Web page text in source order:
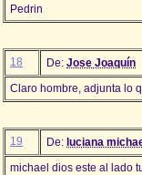
Pedrin
18 De: Jose Joaquín
Claro hombre, adjunta lo
19 De: luciana
michael dios este al lado